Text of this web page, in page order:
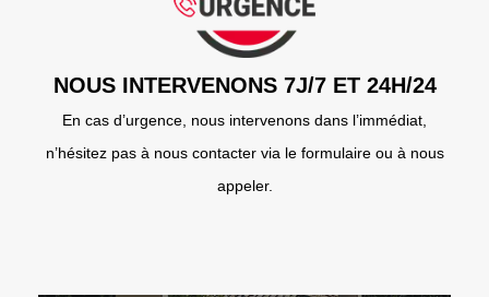
NOUS INTERVENONS 7J/7 ET 24H/24
En cas d’urgence, nous intervenons dans l’immédiat,
n’hésitez pas à nous contacter via le formulaire ou à nous
appeler.